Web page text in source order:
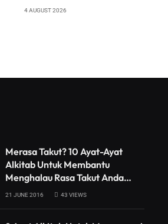
4 AUGUST 2026
Merasa Takut? 10 Ayat-Ayat
Alkitab Untuk Membantu
Menghalau Rasa Takut Anda…
21 JUNE 2016 43 VIEWS